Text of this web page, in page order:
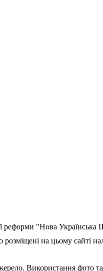
реформи "Нова Українська
на цьому сайті
Використання фото